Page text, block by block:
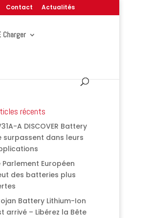
Contact Actualités
Charger
récents
A DISCOVER Battery
surpassent dans leurs
Parlement Européen
des batteries plus
Battery Lithium-Ion
arrivé – Libérez la Bête